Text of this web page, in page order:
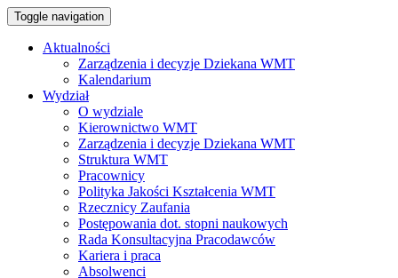
Toggle navigation
Aktualności
Zarządzenia i decyzje Dziekana WMT
Kalendarium
Wydział
O wydziale
Kierownictwo WMT
Zarządzenia i decyzje Dziekana WMT
Struktura WMT
Pracownicy
Polityka Jakości Kształcenia WMT
Rzecznicy Zaufania
Postępowania dot. stopni naukowych
Rada Konsultacyjna Pracodawców
Kariera i praca
Absolwenci